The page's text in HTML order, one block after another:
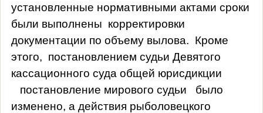
установленные нормативными актами сроки
были выполнены корректировки
документации по объему вылова. Кроме
этого, постановлением судьи Девятого
кассационного суда общей юрисдикции
постановление мирового судьи
было
изменено, а действия рыболовецкого